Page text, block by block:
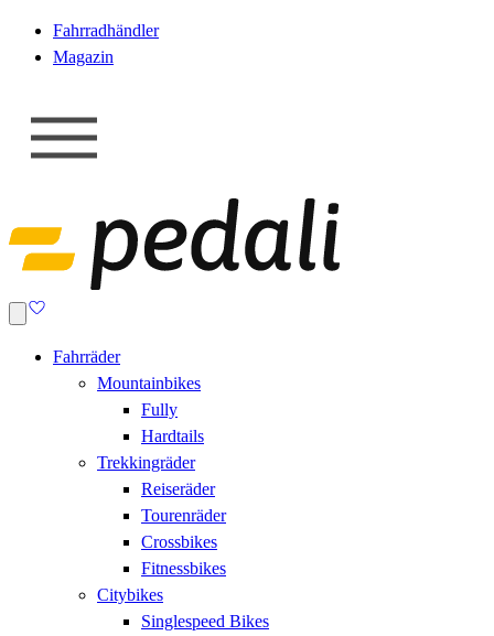
Fahrradhändler
Magazin
Fahrräder
Mountainbikes
Fully
Hardtails
Trekkingräder
Reiseräder
Tourenräder
Crossbikes
Fitnessbikes
Citybikes
Singlespeed Bikes